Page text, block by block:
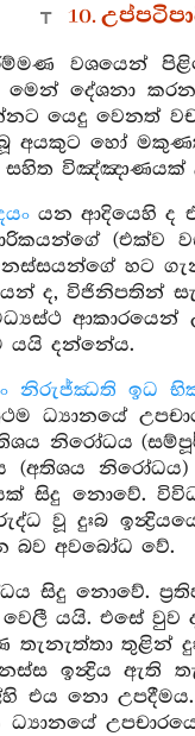
10.
වශයෙන්
මෙන් දේශනා
යෙදු වෙනත්
අයකුට හෝ
සහිත විඤ්ඤාණයක්
යන ආදියෙහි ද
(එක්ව
හට
ද, විජිනිපතින්
ආකාරයෙන්
යයි දන්නේය.
නිරුජ්ඣති ඉධ
ධ්‍යානයේ
නිරෝධය
සිදු නොවේ. විවිධ
වූ දුඃබ
බව අවබෝධ වේ.
සිදු නොවේ.
යයි. එසේ වුව
තුළින්
ඉන්‍ද්‍රිය
එය නො